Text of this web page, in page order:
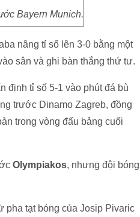
Bayern Munich.
nâng tỉ số lên 3-0 bằng một
sân và ghi bàn thắng thứ tư.
định tỉ số 5-1 vào phút đá bù
trước Dinamo Zagreb, đồng
trong vòng đấu bảng cuối
Olympiakos, nhưng đội bóng
pha tạt bóng của Josip Pivaric